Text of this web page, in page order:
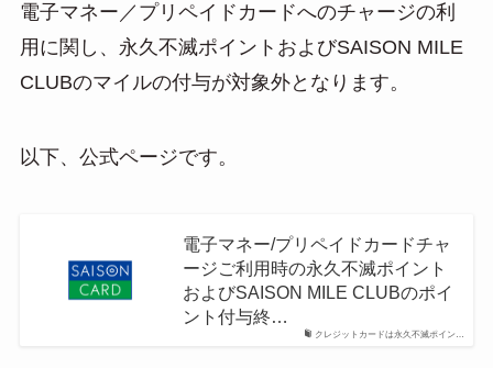
電子マネー／プリペイドカードへのチャージの利
用に関し、永久不滅ポイントおよびSAISON MILE
CLUBのマイルの付与が対象外となります。
以下、公式ページです。
クレジットカードは永久不滅ポイン…
電子マネー/プリペイドカードチャ
ージご利用時の永久不滅ポイント
およびSAISON MILE CLUBのポイ
ント付与終…